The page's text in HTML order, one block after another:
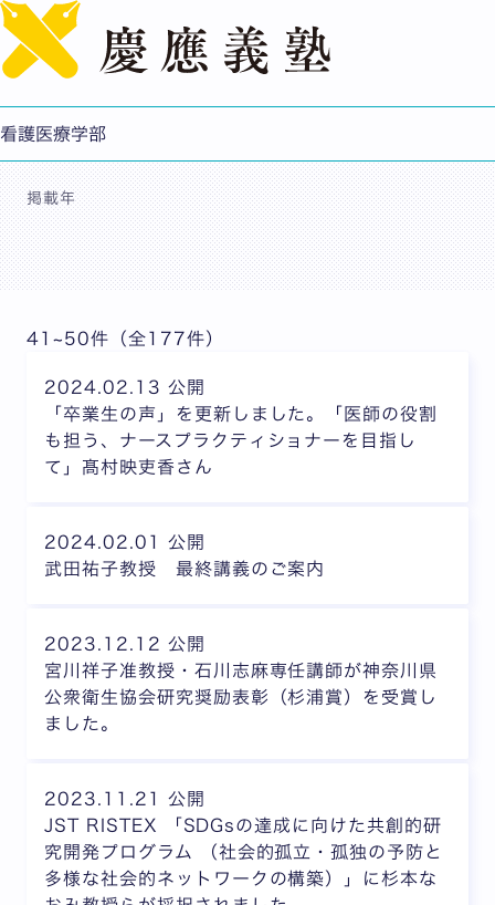
看護医療学部
ニュース
掲載年
41~50件（全177件）
2024.02.13 公開
「卒業生の声」を更新しました。「医師の役割
も担う、ナースプラクティショナーを目指し
て」髙村映吏香さん
2024.02.01 公開
武田祐子教授 最終講義のご案内
2023.12.12 公開
宮川祥子准教授・石川志麻専任講師が神奈川県
公衆衛生協会研究奨励表彰（杉浦賞）を受賞し
ました。
2023.11.21 公開
JST RISTEX 「SDGsの達成に向けた共創的研
究開発プログラム （社会的孤立・孤独の予防と
多様な社会的ネットワークの構築）」に杉本な